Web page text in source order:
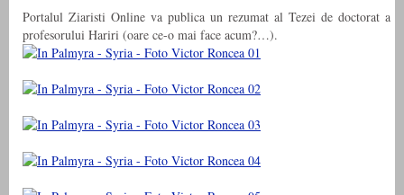
Portalul Ziaristi Online va publica un rezumat al Tezei de doctorat a
profesorului Hariri (oare ce-o mai face acum?…).